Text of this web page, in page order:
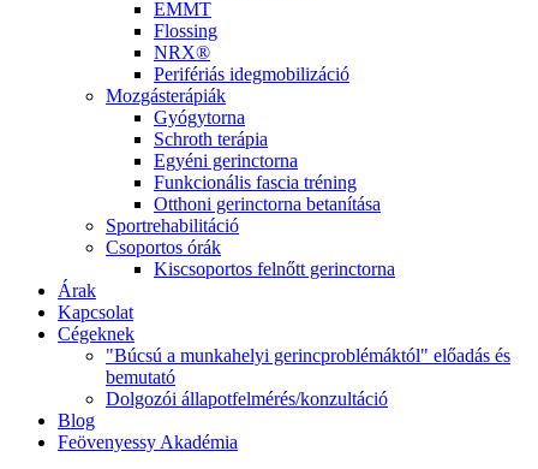
EMMT
Flossing
NRX®
Perifériás idegmobilizáció
Mozgásterápiák
Gyógytorna
Schroth terápia
Egyéni gerinctorna
Funkcionális fascia tréning
Otthoni gerinctorna betanítása
Sportrehabilitáció
Csoportos órák
Kiscsoportos felnőtt gerinctorna
Árak
Kapcsolat
Cégeknek
"Búcsú a munkahelyi gerincproblémáktól" előadás és
bemutató
Dolgozói állapotfelmérés/konzultáció
Blog
Feövenyessy Akadémia